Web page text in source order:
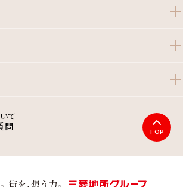
て
問
TOP